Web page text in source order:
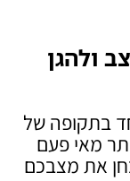
ולהגן
בתקופה של
מאי פעם
את מצבכם